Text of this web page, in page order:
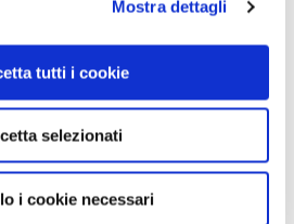
Mostra dettagli
tutti i cookie
selezionati
i cookie necessari